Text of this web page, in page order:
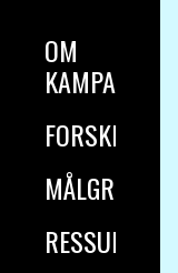
OM
KAMPANJEN
FORSKNING
MÅLGRUPPER
RESSURSER